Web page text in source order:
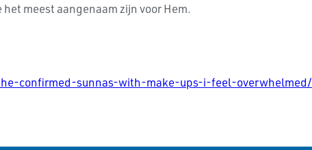
meest aangenaam zijn voor Hem.
confirmed-sunnas-with-make-ups-i-feel-overwhelmed/